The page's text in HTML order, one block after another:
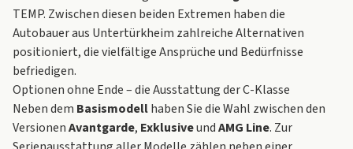
TEMP. Zwischen diesen beiden Extremen haben die
Autobauer aus Untertürkheim zahlreiche Alternativen
positioniert, die vielfältige Ansprüche und Bedürfnisse
befriedigen.
Optionen ohne Ende – die Ausstattung der C-Klasse
Neben dem Basismodellhaben Sie die Wahl zwischen den
VersionenAvantgarde, ExklusiveundAMG Line. Zur